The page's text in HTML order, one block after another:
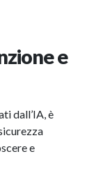
e
dall’IA, è
e